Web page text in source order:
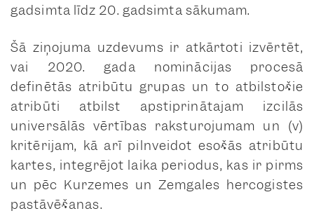
gadsimta līdz 20. gadsimta sākumam.
Šā ziņojuma uzdevums ir atkārtoti izvērtēt,
vai 2020. gada nominācijas procesā
definētās atribūtu grupas un to atbilstošie
atribūti atbilst apstiprinātajam izcilās
universālās vērtības raksturojumam un (v)
kritērijam, kā arī pilnveidot esošās atribūtu
kartes, integrējot laika periodus, kas ir pirms
un pēc Kurzemes un Zemgales hercogistes
pastāvēšanas.